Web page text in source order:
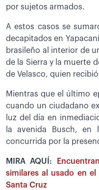
por sujetos armados.
A estos casos se
decapitados en
brasileño al interior de
de la Sierra y la muerte
de Velasco, quien
Mientras que el último
cuando un ciudadano
luz del día en
la avenida Busch, en
concurrida por la
MIRA AQUÍ:
similares al usado en
Santa Cruz